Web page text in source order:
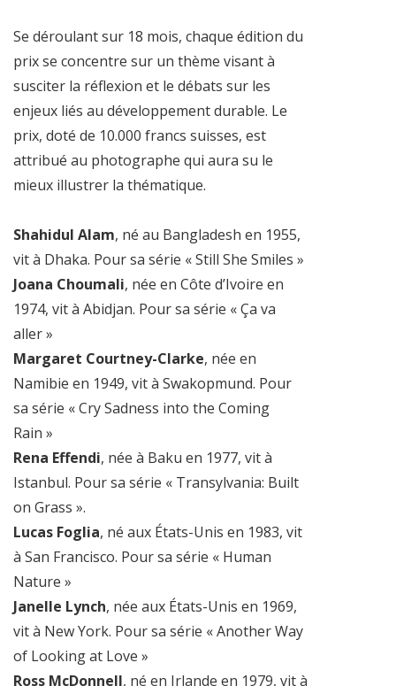
Se déroulant sur 18 mois, chaque édition du
prix se concentre sur un thème visant à
susciter la réflexion et le débats sur les
enjeux liés au développement durable. Le
prix, doté de 10.000 francs suisses, est
attribué au photographe qui aura su le
mieux illustrer la thématique.
Shahidul Alam, né au Bangladesh en 1955,
vit à Dhaka. Pour sa série « Still She Smiles »
Joana Choumali, née en Côte d’Ivoire en
1974, vit à Abidjan. Pour sa série « Ça va
aller »
Margaret Courtney-Clarke, née en
Namibie en 1949, vit à Swakopmund. Pour
sa série « Cry Sadness into the Coming
Rain »
Rena Effendi, née à Baku en 1977, vit à
Istanbul. Pour sa série « Transylvania: Built
on Grass ».
Lucas Foglia, né aux États-Unis en 1983, vit
à San Francisco. Pour sa série « Human
Nature »
Janelle Lynch, née aux États-Unis en 1969,
vit à New York. Pour sa série « Another Way
of Looking at Love »
Ross McDonnell, né en Irlande en 1979, vit à